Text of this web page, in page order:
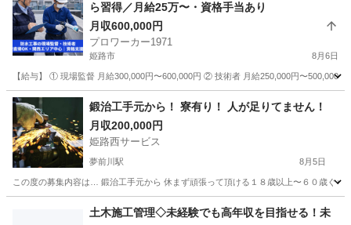
ら習得／月給25万〜・資格手当あり
月収600,000円
プロワーカー1971
姫路市 8月6日
【給与】 ① 現場監督 月給300,000円〜600,000円 ② 技術者 月給250,000円〜
兵庫 姫路市 その他 防水工事
鍛治工手元から！ 寮有り！ 人が足りてません！
月収200,000円
姫路西サービス
夢前川駅 8月5日
この度の募集内容は… 鍛治工手元から 休まず頑張って頂ける１８歳以上〜６０歳ぐ
夢前川駅 その他
土木施工管理◇未経験でも高年収を目指せる！未